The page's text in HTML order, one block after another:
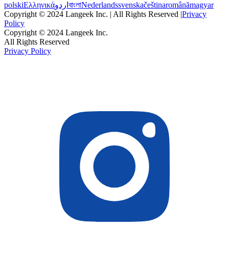
polskiΕλληνικάاردو বাংলাNederlandssvenskačeštinaromânămagyar
Copyright © 2024 Langeek Inc. | All Rights Reserved |Privacy
Policy
Copyright © 2024 Langeek Inc.
All Rights Reserved
Privacy Policy